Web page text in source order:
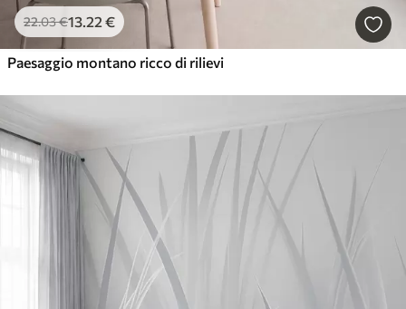
22.03€13.22 €
Paesaggio montano ricco di rilievi